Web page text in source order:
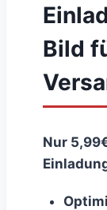
Bild
Nur